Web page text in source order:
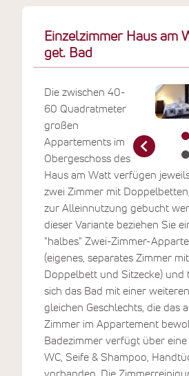
Einzelzimmer Haus am
get. Bad
Die zwischen 40-
60 Quadratmeter
großen
Appartements im
Obergeschoss des
Haus am Watt verfügen
zwei Zimmer mit
zur Alleinnutzung gebucht
dieser Variante beziehen Sie
"halbes" Zwei-Zimmer-
(eigenes, separates Zimmer mit
Doppelbett und Sitzecke) und
sich das Bad mit einer
gleichen Geschlechts, die das
Zimmer im Appartement
Badezimmer verfügt über eine
WC, Seife & Shampoo,